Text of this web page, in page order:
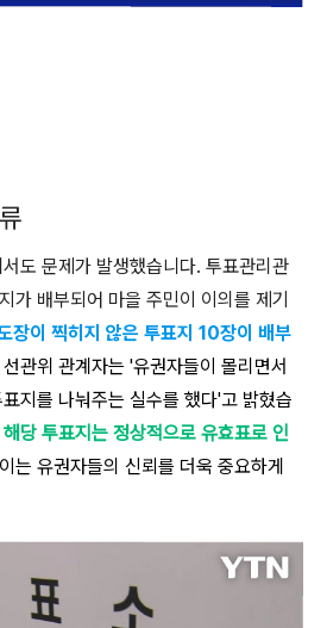
도 문제가 발생했습니다. 투표관리관
가 배부되어 마을 주민이 이의를 제기
장이 찍히지 않은 투표지 10장이 배부
선관위 관계자는 '유권자들이 몰리면서
지를 나눠주는 실수를 했다'고 밝혔습
해당 투표지는 정상적으로 유효표로 인
는 유권자들의 신뢰를 더욱 중요하게